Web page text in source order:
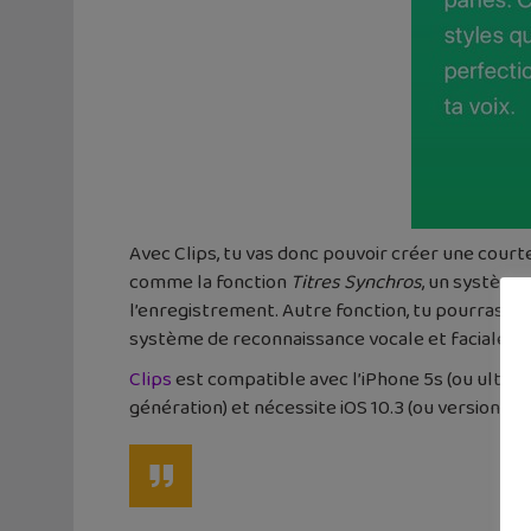
Avec Clips, tu vas donc pouvoir créer une
comme la fonction Titres Synchros, un
l’enregistrement. Autre fonction, tu pourras
système de reconnaissance vocale et faciale
Clipsest compatible avec l’iPhone 5s (ou
génération) et nécessite iOS 10.3 (ou version